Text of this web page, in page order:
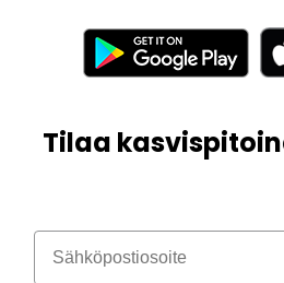
Tilaa